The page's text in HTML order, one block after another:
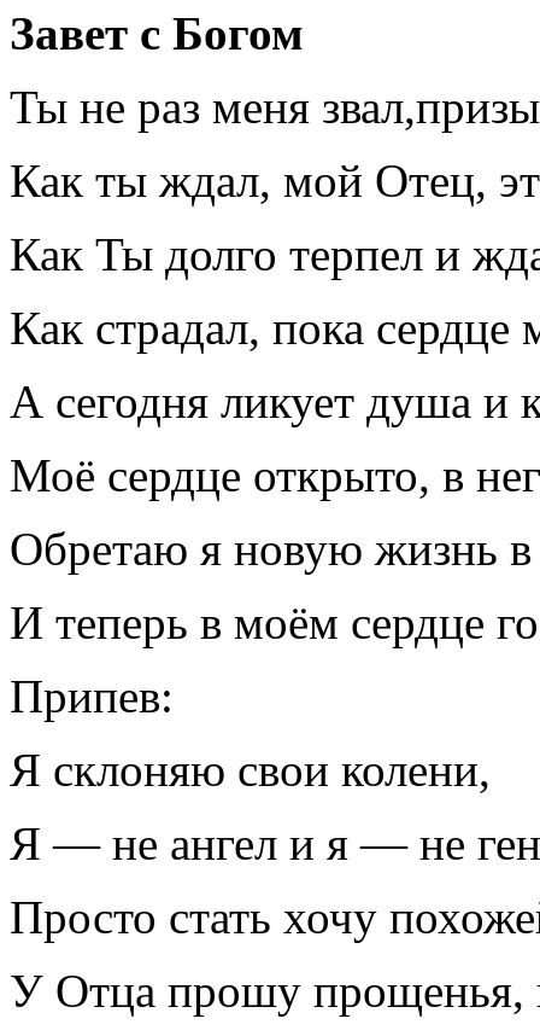
Завет с Богом
Ты не раз меня
Как ты ждал, мой Отец,
Как Ты долго терпел и
Как страдал, пока
А сегодня ликует душа и
Моё сердце открыто, в
Обретаю я новую жизнь в
И теперь в моём сердце
Припев:
Я склоняю свои колени,
Я — не ангел и я — не
Просто стать хочу
У Отца прошу прощенья,